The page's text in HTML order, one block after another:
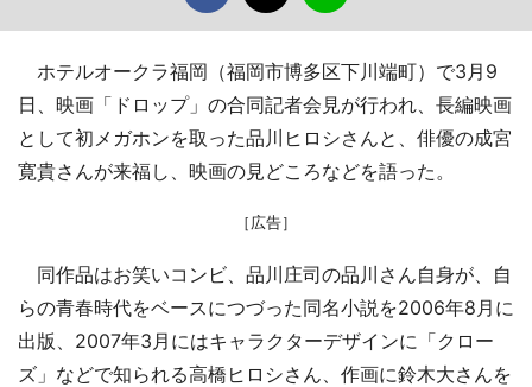
ホテルオークラ福岡（福岡市博多区下川端町）で3月9
日、映画「ドロップ」の合同記者会見が行われ、長編映画
として初メガホンを取った品川ヒロシさんと、俳優の成宮
寛貴さんが来福し、映画の見どころなどを語った。
［広告］
同作品はお笑いコンビ、品川庄司の品川さん自身が、自
らの青春時代をベースにつづった同名小説を2006年8月に
出版、2007年3月にはキャラクターデザインに「クロー
ズ」などで知られる高橋ヒロシさん、作画に鈴木大さんを